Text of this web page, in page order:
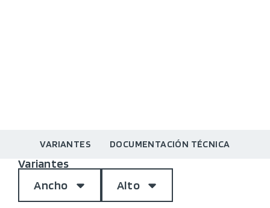
VARIANTES DOCUMENTACIÓN TÉCNICA
Variantes
Ancho
Alto